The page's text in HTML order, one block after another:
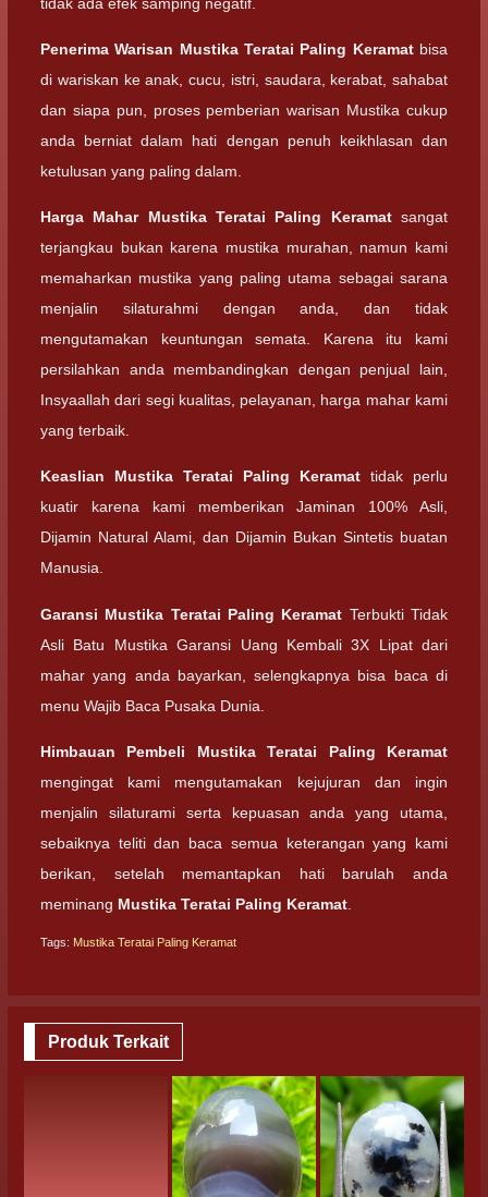
Penerima Warisan Mustika Teratai Paling Keramatbisa
di wariskan ke anak, cucu, istri, saudara, kerabat, sahabat
dan siapa pun, proses pemberian warisan Mustika cukup
anda berniat dalam hati dengan penuh keikhlasan dan
ketulusan yang paling dalam.
Harga Mahar Mustika Teratai Paling Keramatsangat
terjangkau bukan karena mustika murahan, namun kami
memaharkan mustika yang paling utama sebagai sarana
menjalin silaturahmi dengan anda, dan tidak
mengutamakan keuntungan semata. Karena itu kami
persilahkan anda membandingkan dengan penjual lain,
Insyaallah dari segi kualitas, pelayanan, harga mahar kami
yang terbaik.
Keaslian Mustika Teratai Paling Keramat tidak perlu
kuatir karena kami memberikan Jaminan 100% Asli,
Dijamin Natural Alami, dan Dijamin Bukan Sintetis buatan
Manusia.
Garansi Mustika Teratai Paling Keramat Terbukti Tidak
Asli Batu Mustika Garansi Uang Kembali 3X Lipat dari
mahar yang anda bayarkan, selengkapnya bisa baca di
menu Wajib Baca Pusaka Dunia.
Himbauan Pembeli Mustika Teratai Paling Keramat
mengingat kami mengutamakan kejujuran dan ingin
menjalin silaturami serta kepuasan anda yang utama,
sebaiknya teliti dan baca semua keterangan yang kami
berikan, setelah memantapkan hati barulah anda
meminang Mustika Teratai Paling Keramat
Tags: Mustika Teratai Paling Keramat
Produk Terkait